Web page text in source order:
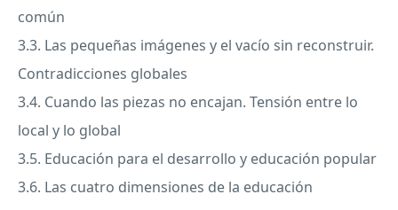
común
3.3. Las pequeñas imágenes y el vacío sin reconstruir.
Contradicciones globales
3.4. Cuando las piezas no encajan. Tensión entre lo
local y lo global
3.5. Educación para el desarrollo y educación popular
3.6. Las cuatro dimensiones de la educación